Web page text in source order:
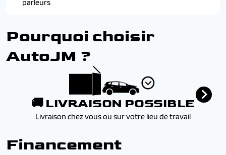
parleurs
Pourquoi choisir
AutoJM ?
🚚 LIVRAISON POSSIBLE
Livraison chez vous ou sur votre lieu de travail
Financement